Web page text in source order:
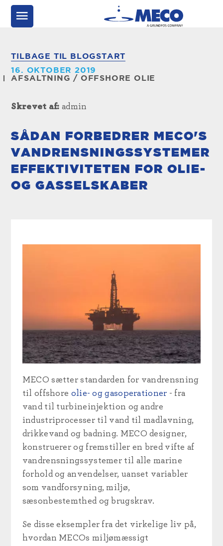
TILBAGE TIL BLOGSTART
16. OKTOBER 2019
AFSALTNING / OFFSHORE OLIE
Skrevet af: admin
SÅDAN FORBEDRER MECO'S
VANDRENSNINGSSYSTEMER
EFFEKTIVITETEN FOR OLIE-
OG GASSELSKABER
MECO sætter standarden for vandrensning
til offshore olie- og gasoperationer - fra
vand til turbineinjektion og andre
industriprocesser til vand til madlavning,
drikkevand og badning. MECO designer,
konstruerer og fremstiller en bred vifte af
vandrensningssystemer til alle marine
forhold og anvendelser, uanset variabler
som vandforsyning, miljø,
sæsonbestemthed og brugskrav.
Se disse eksempler fra det virkelige liv på,
hvordan MECOs miljømæssigt